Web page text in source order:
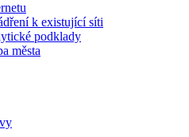
k existující síti
podklady
města